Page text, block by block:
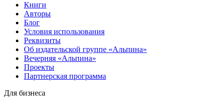
Книги
Авторы
Блог
Условия использования
Реквизиты
Об издательской группе «Альпина»
Вечерняя «Альпина»
Проекты
Партнерская программа
Для бизнеса